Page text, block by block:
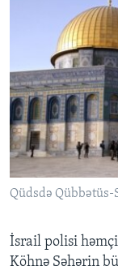
Qüdsdə
​İsrail polisi
Köhnə Şəhərin